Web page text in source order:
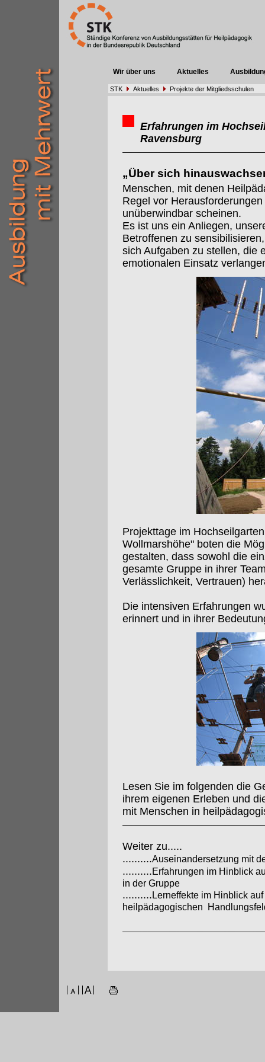
Wir über uns Aktuelles
STK Aktuelles Projekte der Mitgliedsschulen
Erfahrungen im
Ravensburg
„Über sich
Menschen, mit denen
Regel vor
unüberwindbar scheinen.
Es ist uns ein Anliegen,
Betroffenen zu
sich Aufgaben zu stellen, die
emotionalen Einsatz
Projekttage im
Wollmarshöhe" boten die
gestalten, dass sowohl die
gesamte Gruppe in ihrer
Verlässlichkeit, Vertrauen)
Die intensiven Erfahrungen
erinnert und in ihrer
Lesen Sie im folgenden die
ihrem eigenen Erleben und
mit Menschen in
Weiter zu.....
..........Auseinandersetzung mit
..........Erfahrungen im Hinblick
in der Gruppe
..........Lerneffekte im Hinblick
heilpädagogischen